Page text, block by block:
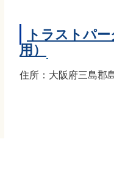
トラストパ
用）
住所：大阪府三島郡